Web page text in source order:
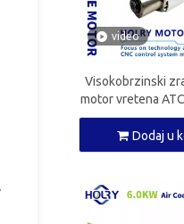
video
Visokobrzinski
motor vretena
CNC vreteno za
Dodaj u